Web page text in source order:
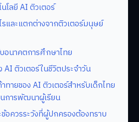
โลยี AI ติวเตอร์
รและแตกต่างจากติวเตอร์มนุษย์
อนาคตการศึกษาไทย
AI ติวเตอร์ในชีวิตประจำวัน
ทายของ AI ติวเตอร์สำหรับเด็กไทย
การพัฒนาผู้เรียน
อควรระวังที่ผู้ปกครองต้องทราบ